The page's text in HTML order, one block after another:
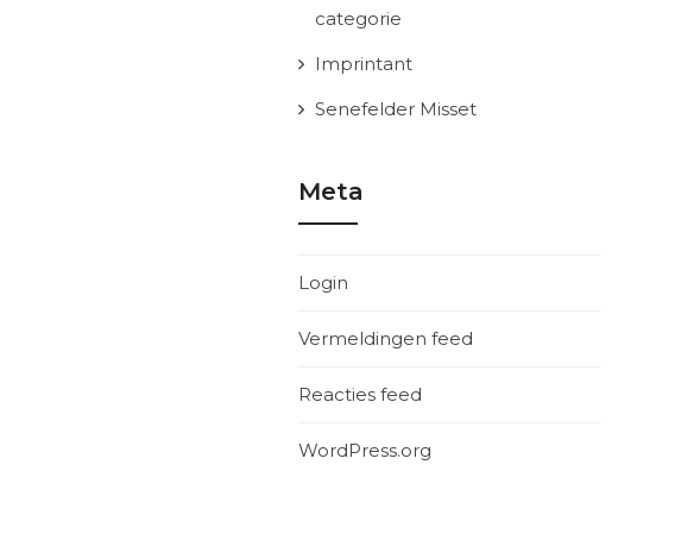
categorie
Imprintant
Senefelder Misset
Meta
Login
Vermeldingen feed
Reacties feed
WordPress.org